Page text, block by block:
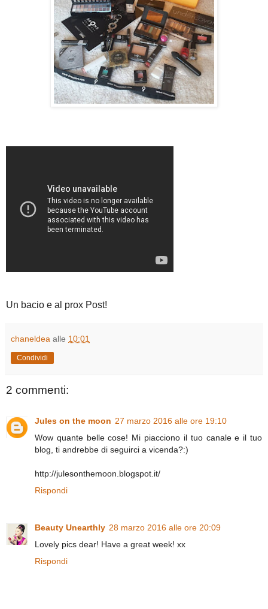
Un bacio e al prox Post!
chaneldea alle 10:01
Condividi
2 commenti:
Jules on the moon 27 marzo 2016 alle ore 19:10
Wow quante belle cose! Mi piacciono il tuo canale e il tuo
blog, ti andrebbe di seguirci a vicenda?:)
http://julesonthemoon.blogspot.it/
Rispondi
Beauty Unearthly 28 marzo 2016 alle ore 20:09
Lovely pics dear! Have a great week! xx
Rispondi